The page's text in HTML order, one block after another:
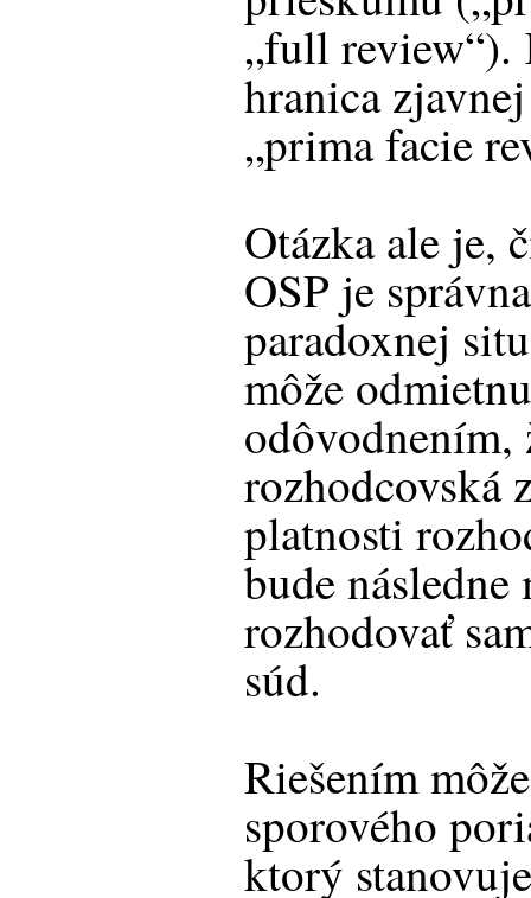
„full review“).
hranica
„prima facie
Otázka ale je,
OSP je
paradoxnej
môže
odôvodnením,
rozhodcovská
platnosti
bude
rozhodovať
súd.
Riešením
sporového
ktorý